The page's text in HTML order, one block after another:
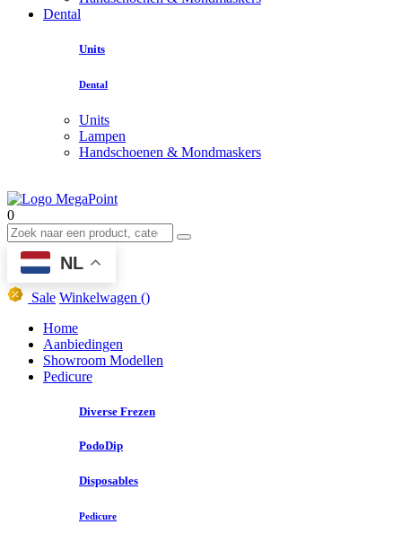
Dental
Units
Dental
Units
Lampen
Handschoenen & Mondmaskers
0
NL
Sale Winkelwagen ()
Home
Aanbiedingen
Showroom Modellen
Pedicure
Diverse Frezen
PodoDip
Disposables
Pedicure